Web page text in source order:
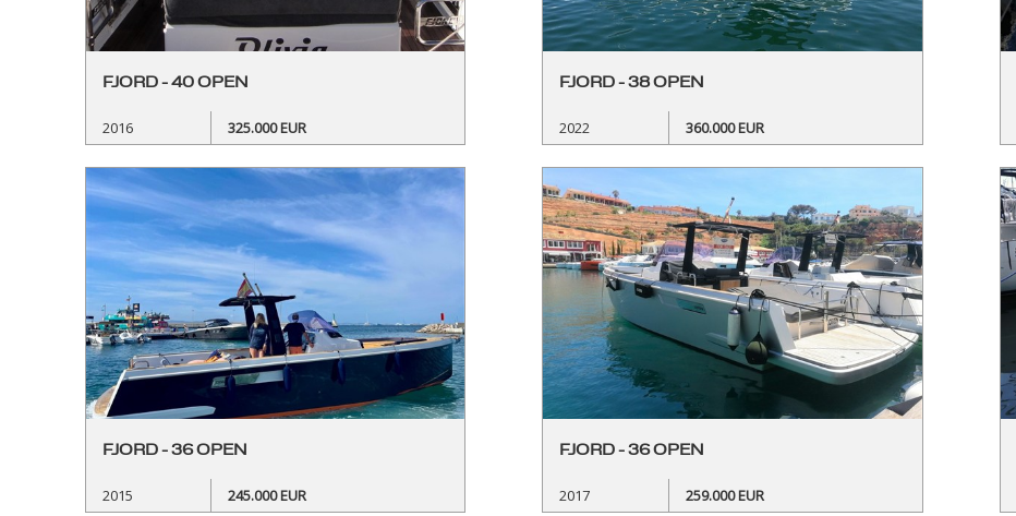
FJORD - 40 OPEN
2016 325.000 EUR
FJORD - 38 OPEN
2022 360.000 EUR
FJORD - 36 OPEN
2015 245.000 EUR
FJORD - 36 OPEN
2017 259.000 EUR